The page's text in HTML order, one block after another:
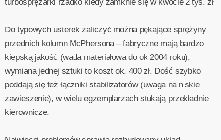
turbosprężarki rzadko kiedy zamknie się w kwocie 2 tys. zł
Do typowych usterek zaliczyć można pękające sprężyny
przednich kolumn McPhersona – fabryczne mają bardzo
kiepską jakość (wada materiałowa do ok 2004 roku),
wymiana jednej sztuki to koszt ok. 400 zł. Dość szybko
poddają się też łączniki stabilizatorów (uwaga na niskie
zawieszenie), w wielu egzemplarzach stukają przekładnie
kierownicze.